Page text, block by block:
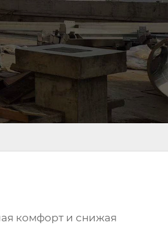
комфорт и снижая